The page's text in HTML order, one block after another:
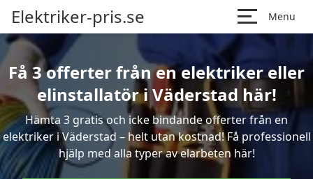
Elektriker-pris.se Menu
Få 3 offerter från en elektriker eller
elinstallatör i Väderstad här!
Hämta 3 gratis och icke bindande offerter från en
elektriker i Väderstad – helt utan kostnad! Få professionell
hjälp med alla typer av elarbeten här!